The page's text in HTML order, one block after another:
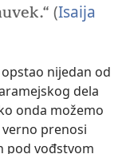
(Isaija
nijedan od
dela
onda možemo
prenosi
pod vođstvom